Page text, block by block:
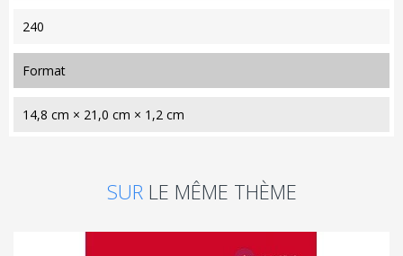
240
format
14,8 cm × 21,0 cm × 1,2 cm
SUR LE MÊME THÈME